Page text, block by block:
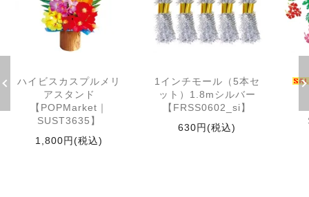
ハイビスカスプルメリ
アスタンド
【POPMarket｜
SUST3635】
1,800円(税込)
1インチモール（5本セ
ット）1.8mシルバー
【FRSS0602_si】
630円(税込)